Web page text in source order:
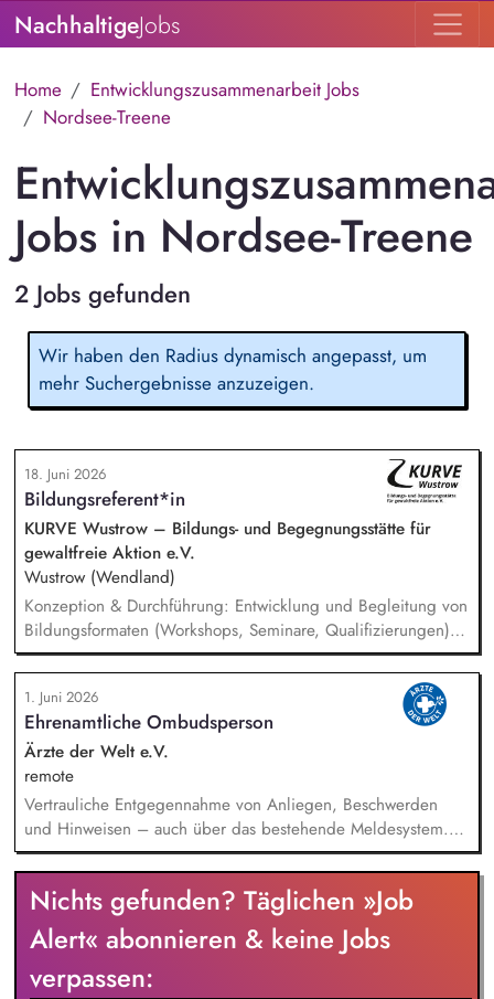
NachhaltigeJobs
Home
Entwicklungszusammenarbeit Jobs
Nordsee-Treene
Jobs in Nordsee-Treene
2 Jobs gefunden
Wir haben den Radius dynamisch angepasst, um
mehr Suchergebnisse anzuzeigen.
18. Juni 2026
Bildungsreferent*in
KURVE Wustrow – Bildungs- und Begegnungsstätte für
gewaltfreie Aktion e.V.
Wustrow (Wendland)
Konzeption & Durchführung: Entwicklung und Begleitung von
Bildungsformaten (Workshops, Seminare, Qualifizierungen) –
von der Idee bis zur Auswertung. Netzwerk & Kooperation:
Zusammenarbeit mit Trainer*innen, Partnern im In- und
Ausland, Mitarbeit in Fachgremien und Akquise von
Fördermitteln. Qualitätsmanagement: Sicherstellung hoher
Standards in unserer Bildungsarbeit – inkl. Reflexion über
Machtverhältnisse und Diskriminierung in der eigenen
Organisation. Öffentlichkeitsarbeit: Weiterentwicklung der
Außenkommunikation und Ansprache neuer Zielgruppen.
1. Juni 2026
Ehrenamtliche Ombudsperson
Ärzte der Welt e.V.
remote
Vertrauliche Entgegennahme von Anliegen, Beschwerden
und Hinweisen – auch über das bestehende Meldesystem.
Vermittlung bei Konflikten und Unterstützung bei
Klärungsprozessen. Konzeption und Durchführung von
Schulungen und Sensibilisierungsformaten. Mitwirkung an der
Weiterentwicklung von Leitlinien, Verhaltenskodizes und dem
Meldesystem. Förderung einer offenen Feedback- und
Beschwerdekultur innerhalb der Organisation.
Nichts gefunden? Täglichen »Job
Alert« abonnieren & keine Jobs
verpassen: